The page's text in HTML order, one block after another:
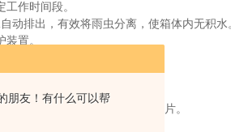
朋友！有什么可以帮
作时间段。
动排出，有效将雨虫分离，使箱体内无积水
置。
环境参数接口。
择，可随时随地联网管理。
头实时采集接虫盘上的虫体图片。